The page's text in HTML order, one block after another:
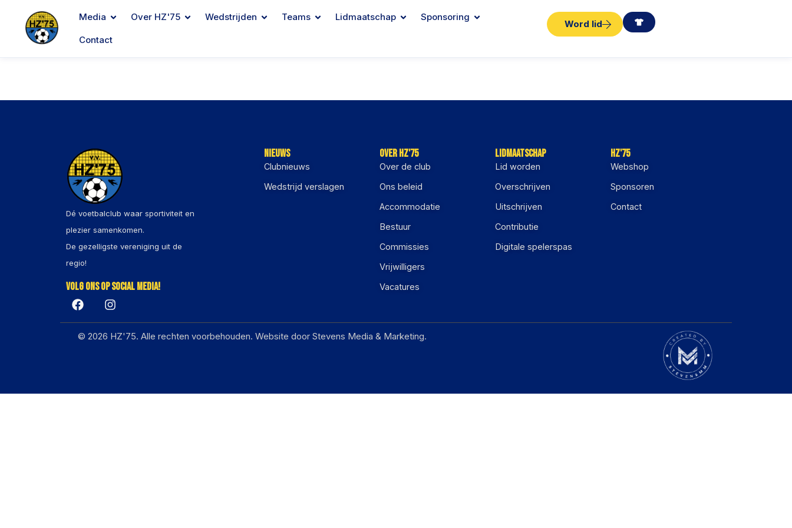
Media Over HZ'75 Wedstrijden Teams Lidmaatschap Sponsoring
Contact
Word lid
Dé voetbalclub waar sportiviteit en
plezier samenkomen.
De gezelligste vereniging uit de
regio!
Volg ons op social media!
Nieuws
Clubnieuws
Wedstrijd verslagen
Over HZ'75
Over de club
Ons beleid
Accommodatie
Bestuur
Commissies
Vrijwilligers
Vacatures
Lidmaatschap
Lid worden
Overschrijven
Uitschrijven
Contributie
Digitale spelerspas
HZ'75
Webshop
Sponsoren
Contact
© 2026 HZ'75. Alle rechten voorbehouden. Website door Stevens Media & Marketing.